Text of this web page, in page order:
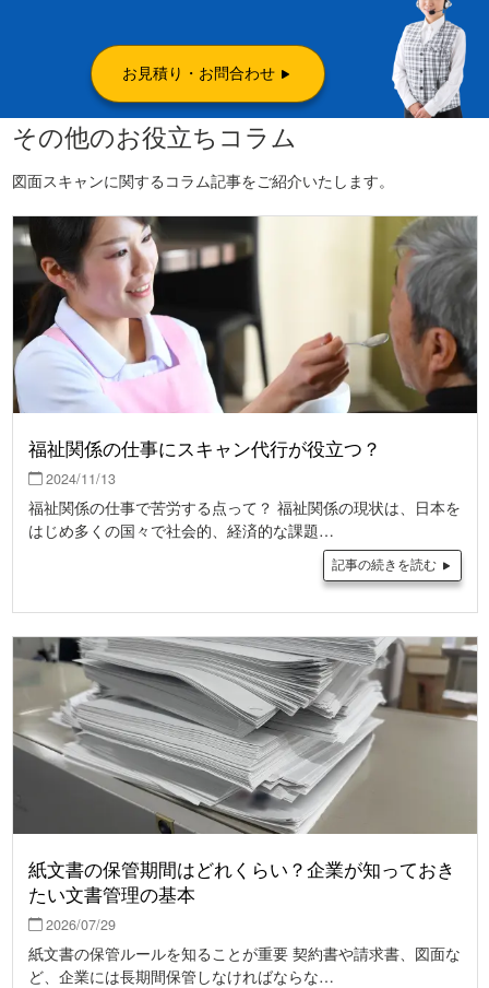
お見積り・お問合わせ
その他のお役立ちコラム
図面スキャンに関するコラム記事をご紹介いたします。
福祉関係の仕事にスキャン代行が役立つ？
2024/11/13
福祉関係の仕事で苦労する点って？ 福祉関係の現状は、日本を
はじめ多くの国々で社会的、経済的な課題…
記事の続きを読む
紙文書の保管期間はどれくらい？企業が知っておき
たい文書管理の基本
2026/07/29
紙文書の保管ルールを知ることが重要 契約書や請求書、図面な
ど、企業には長期間保管しなければならな…